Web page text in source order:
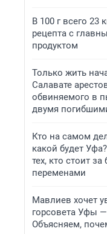
В 100 г всего 23
рецепта с
продуктом
Только жить
Салавате
обвиняемого в
двумя
Кто на самом
какой будет
тех, кто стоит
переменами
Мавлиев хочет
горсовета Уфы —
Объясняем,